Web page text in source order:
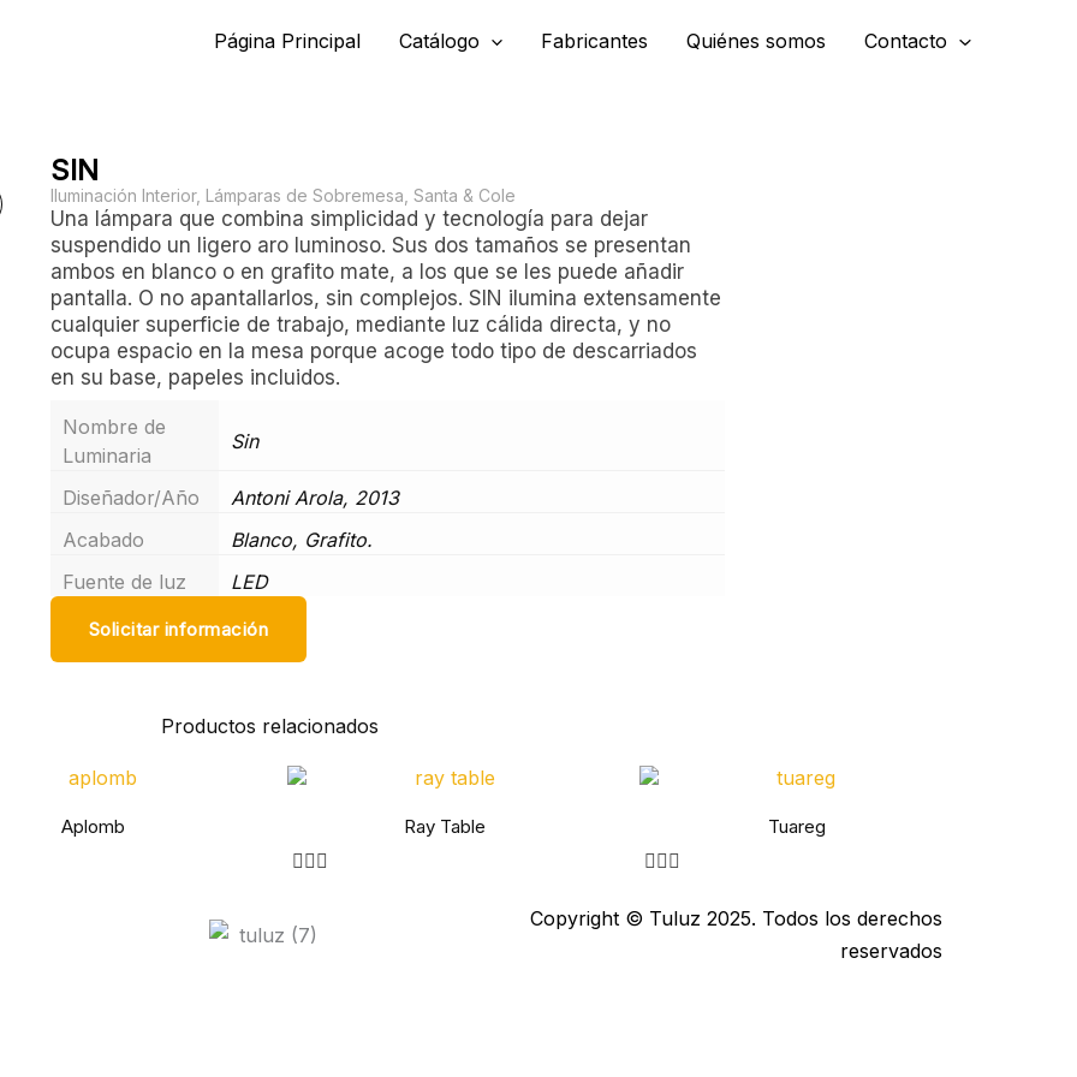
Página Principal Catálogo Fabricantes Quiénes somos Contacto
SIN
Iluminación Interior, Lámparas de Sobremesa Santa & Cole
Una lámpara que combina simplicidad y tecnología para dejar
suspendido un ligero aro luminoso. Sus dos tamaños se presentan
ambos en blanco o en grafito mate, a los que se les puede añadir
pantalla. O no apantallarlos, sin complejos. SIN ilumina extensamente
cualquier superficie de trabajo, mediante luz cálida directa, y no
ocupa espacio en la mesa porque acoge todo tipo de descarriados
en su base, papeles incluidos.
Nombre de
Luminaria
Sin
Diseñador/Año
Antoni Arola, 2013
Acabado
Blanco, Grafito.
Fuente de luz
LED
Solicitar información
Productos relacionados
Aplomb Ray Table Tuareg
Copyright © Tuluz 2025. Todos los derechos
reservados